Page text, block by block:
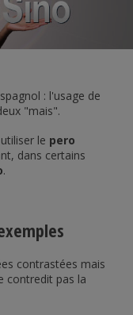
: l'usage de
"mais".
le pero
dans certains
.
contrastées mais
contredit pas la